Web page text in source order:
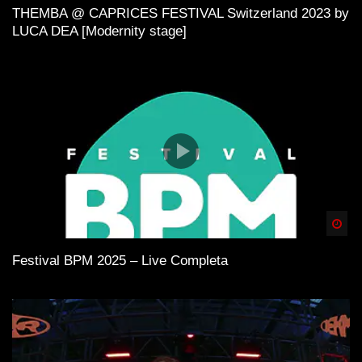
THEMBA @ CAPRICES FESTIVAL Switzerland 2023 by
LUCA DEA [Modernity stage]
Festival BPM 2025 – Live Completa